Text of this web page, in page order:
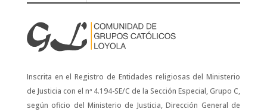
Inscrita en el Registro de Entidades religiosas del Ministerio
de Justicia con el nª 4.194-SE/C de la Sección Especial, Grupo C,
según oficio del Ministerio de Justicia, Dirección General de